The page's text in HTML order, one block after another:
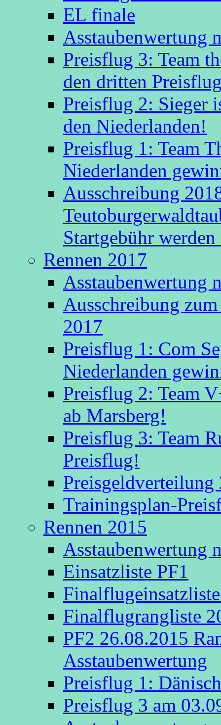
EL finale
Asstaubenwertung
Preisflug 3: Team
den dritten
Preisflug 2: Sieger
den Niederlanden!
Preisflug 1: Team
Niederlanden
Ausschreibung
Startgebühr
Rennen 2017
Asstaubenwertung
Ausschreibung
2017
Preisflug 1: Com
Niederlanden
Preisflug 2: Team
ab Marsberg!
Preisflug 3: Team
Preisflug!
Trainingsplan-
Rennen 2015
Asstaubenwertung
Einsatzliste PF1
Finalflugrangliste
PF2 26.08.2015
Asstaubenwertung
Preisflug 1:
Preisflug 3 am